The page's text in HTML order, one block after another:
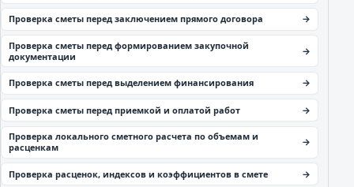
Проверка сметы перед заключением прямого договора
Проверка сметы перед формированием закупочной
документации
Проверка сметы перед выделением финансирования
Проверка сметы перед приемкой и оплатой работ
Проверка локального сметного расчета по объемам и
расценкам
Проверка расценок, индексов и коэффициентов в смете